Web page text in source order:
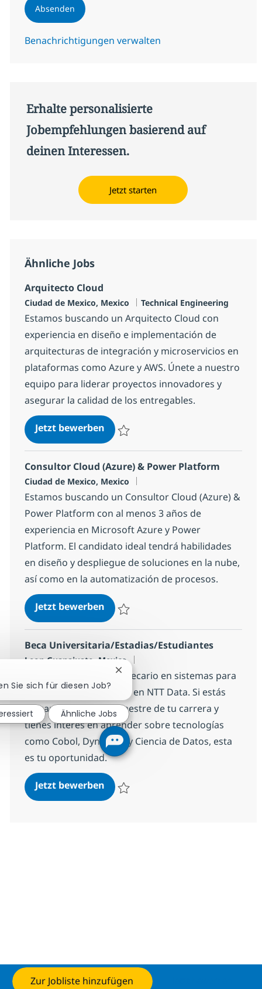
Zur Jobliste hinzufügen
Absenden
Benachrichtigungen verwalten
Erhalte personalisierte
Jobempfehlungen basierend auf
deinen Interessen.
Jetzt starten
Ähnliche Jobs
Arquitecto Cloud
Standort
Ciudad de Mexico, Mexico Kategorie
Technical Engineering
Estamos buscando un Arquitecto Cloud con
experiencia en diseño e implementación de
arquitecturas de integración y microservicios en
plataformas como Azure y AWS. Únete a nuestro
equipo para liderar proyectos innovadores y
asegurar la calidad de los entregables.
Jetzt bewerbenArquitecto Cloud
Consultor Cloud (Azure) & Power Platform
Standort
Ciudad de Mexico, Mexico
Estamos buscando un Consultor Cloud (Azure) &
Power Platform con al menos 3 años de
experiencia en Microsoft Azure y Power
Platform. El candidato ideal tendrá habilidades
en diseño y despliegue de soluciones en la nube,
así como en la automatización de procesos.
Jetzt bewerbenConsultor Cloud (Azure) & Power
Beca Universitaria/Estadias/Estudiantes
Standort
Leon Guanajuato, Mexico
Estamos buscando un becario en sistemas para
unirse a nuestro equipo en NTT Data. Si estás
cursando el último semestre de tu carrera y
tienes interés en aprender sobre tecnologías
como Cobol, Dynamics y Ciencia de Datos, esta
es tu oportunidad.
Jetzt bewerbenBeca Universitaria/Estadias/
Sie sich für diesen Job?
Chatbot-Benachrichtigung
Ähnliche Jobs